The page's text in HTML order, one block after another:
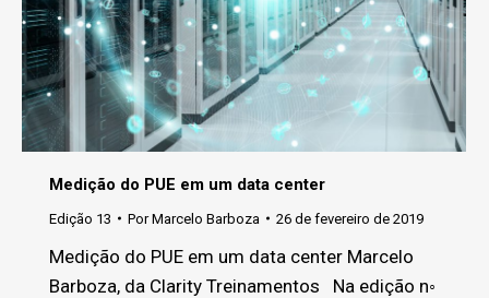
Medição do PUE em um data center
Edição 13 PorMarcelo Barboza 26 de fevereiro de 2019
Medição do PUE em um data center Marcelo
Barboza, da Clarity Treinamentos Na edição n◦